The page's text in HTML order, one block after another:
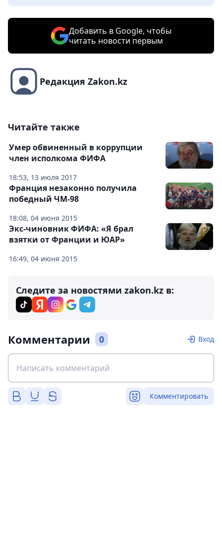
Добавить в Google, чтобы
читать новости первым
Редакция Zakon.kz
Читайте также
18:53, 13 июля 2017
Умер обвиненный в коррупции
член исполкома ФИФА
18:08, 04 июня 2015
Франция незаконно получила
победный ЧМ-98
16:49, 04 июня 2015
Экс-чиновник ФИФА: «Я брал
взятки от Франции и ЮАР»
Следите за новостями zakon.kz в:
Комментарии 0 Вход
Комментировать